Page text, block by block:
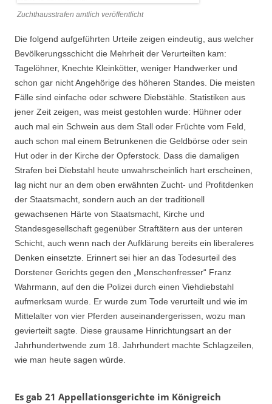
Zuchthausstrafen amtlich veröffentlicht
Die folgend aufgeführten Urteile zeigen eindeutig, aus welcher
Bevölkerungsschicht die Mehrheit der Verurteilten kam:
Tagelöhner, Knechte Kleinkötter, weniger Handwerker und
schon gar nicht Angehörige des höheren Standes. Die meisten
Fälle sind einfache oder schwere Diebstähle. Statistiken aus
jener Zeit zeigen, was meist gestohlen wurde: Hühner oder
auch mal ein Schwein aus dem Stall oder Früchte vom Feld,
auch schon mal einem Betrunkenen die Geldbörse oder sein
Hut oder in der Kirche der Opferstock. Dass die damaligen
Strafen bei Diebstahl heute unwahrscheinlich hart erscheinen,
lag nicht nur an dem oben erwähnten Zucht- und Profitdenken
der Staatsmacht, sondern auch an der traditionell
gewachsenen Härte von Staatsmacht, Kirche und
Standesgesellschaft gegenüber Straftätern aus der unteren
Schicht, auch wenn nach der Aufklärung bereits ein liberaleres
Denken einsetzte. Erinnert sei hier an das Todesurteil des
Dorstener Gerichts gegen den „Menschenfresser“ Franz
Wahrmann, auf den die Polizei durch einen Viehdiebstahl
aufmerksam wurde. Er wurde zum Tode verurteilt und wie im
Mittelalter von vier Pferden auseinandergerissen, wozu man
gevierteilt sagte. Diese grausame Hinrichtungsart an der
Jahrhundertwende zum 18. Jahrhundert machte Schlagzeilen,
wie man heute sagen würde.
Es gab 21 Appellationsgerichte im Königreich